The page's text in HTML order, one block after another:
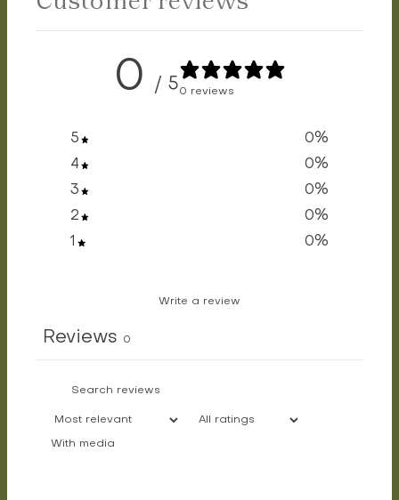
0 / 50 reviews
5 0%
4
0%
3
0%
2
0%
1
0%
Write a review
Reviews 0
With media